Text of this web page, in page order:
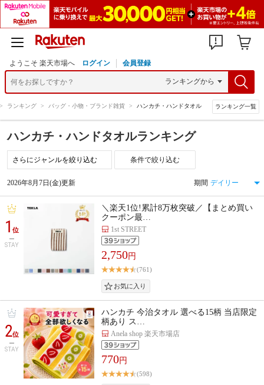
ようこそ 楽天市場へ ログイン 会員登録
ランキング > バッグ・小物・ブランド雑貨 > ハンカチ・ハンドタオル ランキング一覧
ハンカチ・ハンドタオルランキング
条件で絞り込む
2026年8月7日(金)更新 期間
1位
STAY
＼楽天1位!累計8万枚突破／【まとめ買い
クーポン最…
1st STREET
2,750円
(761)
2位
STAY
ハンカチ 今治タオル 選べる15柄 当店限定
柄あり ス…
Anela shop 楽天市場店
770円
(598)